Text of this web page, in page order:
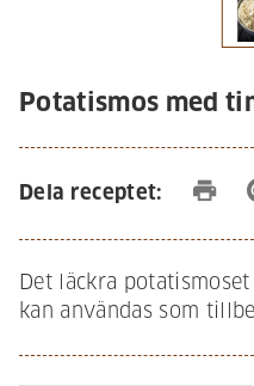
Potatismos med
Dela receptet: print
Det läckra
kan användas som